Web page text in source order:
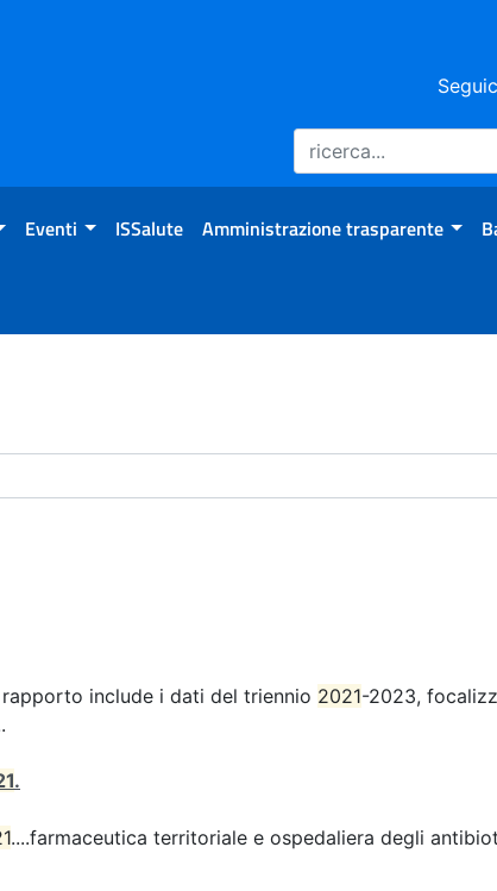
Eventi ISSalute Amministrazione trasparente
include i dati del triennio 2021-2023,
.
....farmaceutica territoriale e ospedaliera degli